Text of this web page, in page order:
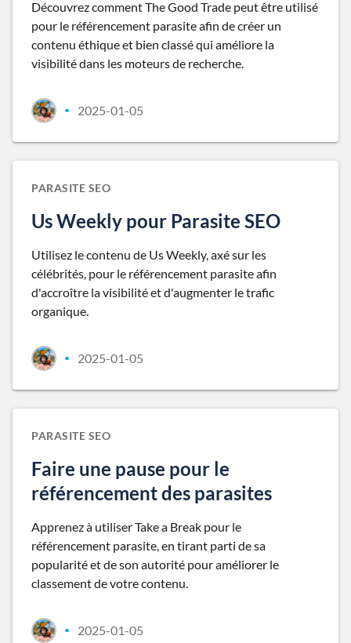
Découvrez comment The Good Trade peut être utilisé
pour le référencement parasite afin de créer un
contenu éthique et bien classé qui améliore la
visibilité dans les moteurs de recherche.
• 2025-01-05
PARASITE SEO
Us Weekly pour Parasite SEO
Utilisez le contenu de Us Weekly, axé sur les
célébrités, pour le référencement parasite afin
d'accroître la visibilité et d'augmenter le trafic
organique.
• 2025-01-05
PARASITE SEO
Faire une pause pour le
référencement des parasites
Apprenez à utiliser Take a Break pour le
référencement parasite, en tirant parti de sa
popularité et de son autorité pour améliorer le
classement de votre contenu.
• 2025-01-05